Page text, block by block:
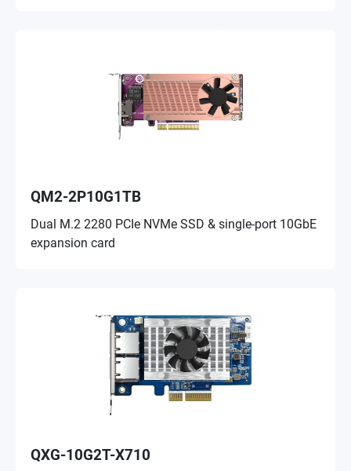
QM2-2P10G1TB
Dual M.2 2280 PCIe NVMe SSD & single-port 10GbE
expansion card
QXG-10G2T-X710